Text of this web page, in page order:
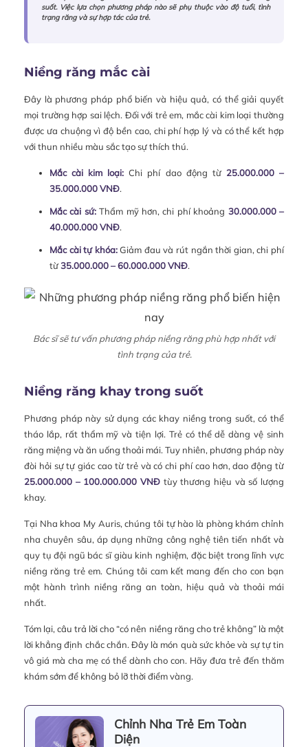
suốt. Việc lựa chọn phương pháp nào sẽ phụ thuộc vào độ tuổi, tình
trạng răng và sự hợp tác của trẻ.
Niềng răng mắc cài
Đây là phương pháp phổ biến và hiệu quả, có thể giải quyết
mọi trường hợp sai lệch. Đối với trẻ em, mắc cài kim loại thường
được ưa chuộng vì độ bền cao, chi phí hợp lý và có thể kết hợp
với thun nhiều màu sắc tạo sự thích thú.
Mắc cài kim loại: Chi phí dao động từ 25.000.000 –
35.000.000 VNĐ.
Mắc cài sứ:Thẩm mỹ hơn, chi phí khoảng 30.000.000 –
40.000.000 VNĐ.
Mắc cài tự khóa:Giảm đau và rút ngắn thời gian, chi phí
từ35.000.000 – 60.000.000 VNĐ.
Bác sĩ sẽ tư vấn phương pháp niềng răng phù hợp nhất với
tình trạng của trẻ.
Niềng răng khay trong suốt
Phương pháp này sử dụng các khay niềng trong suốt, có thể
tháo lắp, rất thẩm mỹ và tiện lợi. Trẻ có thể dễ dàng vệ sinh
răng miệng và ăn uống thoải mái. Tuy nhiên, phương pháp này
đòi hỏi sự tự giác cao từ trẻ và có chi phí cao hơn, dao động từ
25.000.000 – 100.000.000 VNĐ tùy thương hiệu và số lượng
khay.
Tại Nha khoa My Auris, chúng tôi tự hào là phòng khám chỉnh
nha chuyên sâu, áp dụng những công nghệ tiên tiến nhất và
quy tụ đội ngũ bác sĩ giàu kinh nghiệm, đặc biệt trong lĩnh vực
niềng răng trẻ em. Chúng tôi cam kết mang đến cho con bạn
một hành trình niềng răng an toàn, hiệu quả và thoải mái
nhất.
Tóm lại, câu trả lời cho “có nên niềng răng cho trẻ không” là một
lời khẳng định chắc chắn. Đây là món quà sức khỏe và sự tự tin
vô giá mà cha mẹ có thể dành cho con. Hãy đưa trẻ đến thăm
khám sớm để không bỏ lỡ thời điểm vàng.
Chỉnh Nha Trẻ Em Toàn
Diện